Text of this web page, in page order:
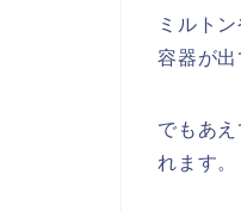
ミルト
容器が出
でもあ
れます。